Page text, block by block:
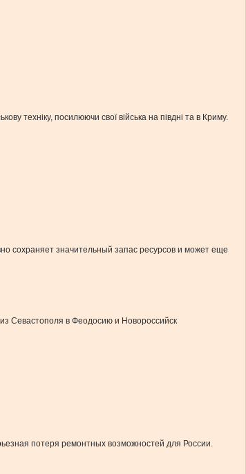
техніку, посилюючи свої війська на півдні та в Криму.
сохраняет значительный запас ресурсов и может еще
Севастополя в Феодосию и Новороссийск
потеря ремонтных возможностей для России.